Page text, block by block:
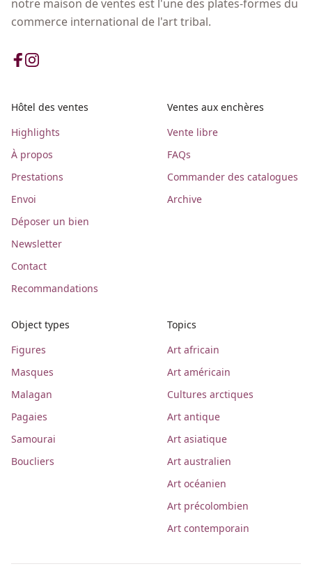
notre maison de ventes est l'une des plates-formes du
commerce international de l'art tribal.
Hôtel des ventes
Highlights
À propos
Prestations
Envoi
Déposer un bien
Newsletter
Contact
Recommandations
Ventes aux enchères
Vente libre
FAQs
Commander des catalogues
Archive
Object types
Figures
Masques
Malagan
Pagaies
Samourai
Boucliers
Topics
Art africain
Art américain
Cultures arctiques
Art antique
Art asiatique
Art australien
Art océanien
Art précolombien
Art contemporain